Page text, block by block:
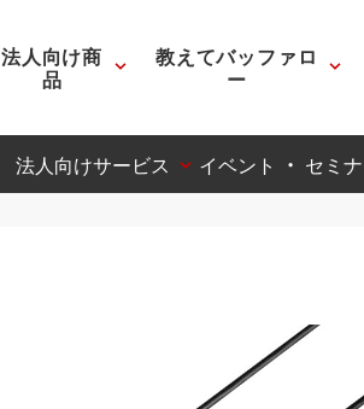
法人向け商
品
教えてバッファロ
ー
法人向けサービス イベント ・ セミ